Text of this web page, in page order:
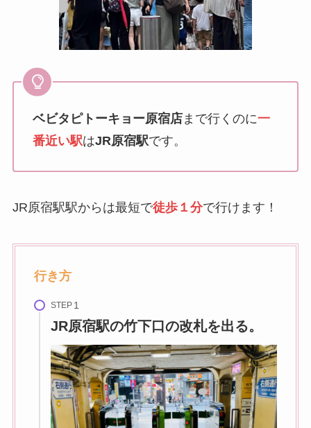
ベビタピトーキョー原宿店まで行くのに一
番近い駅はJR原宿駅です。
JR原宿駅駅からは最短で徒歩１分で行けます！
行き方
STEP
JR原宿駅の竹下口 の改札を出る。